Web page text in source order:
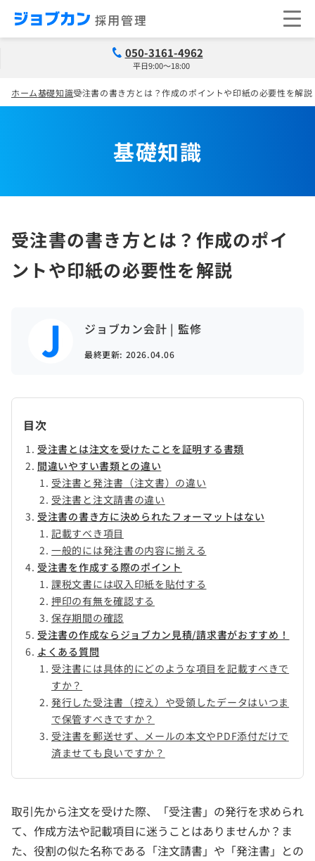
050-3161-4962
平日9:00～18:00
ホーム基礎知識受注書の書き方とは？作成のポイントや印紙の必要性を解説
基礎知識
受注書の書き方とは？作成のポイ
ントや印紙の必要性を解説
ジョブカン会計 | 監修
最終更新: 2026.04.06
目次
受注書とは注文を受けたことを証明する書類
間違いやすい書類との違い
受注書と発注書（注文書）の違い
受注書と注文請書の違い
受注書の書き方に決められたフォーマットはない
記載すべき項目
一般的には発注書の内容に揃える
受注書を作成する際のポイント
課税文書には収入印紙を貼付する
押印の有無を確認する
保存期間の確認
受注書の作成ならジョブカン見積/請求書がおすすめ！
よくある質問
受注書には具体的にどのような項目を記載すべきで
すか？
発行した受注書（控え）や受領したデータはいつま
で保管すべきですか？
受注書を郵送せず、メールの本文やPDF添付だけで
済ませても良いですか？
取引先から注文を受けた際、「受注書」の発行を求められ
て、作成方法や記載項目に迷うことはありませんか？ま
た、役割の似た名称である「注文請書」や「発注書」との